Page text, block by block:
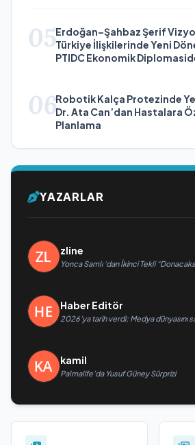
05Erdoğan–Şahbaz Şerif
Türkiye İlişkilerinde Yeni
PTIDC Ekonomik
06Robotik Kalça Protezinde
Dr. Ata Can’dan Hastalara
Planlama
YAZARLAR
zline
Yonca Samlı ‘dan İkinci Tekli
Haber Editör
2026’ya tarih verdi; Medya dünyasını
kamil
Palmalife’da Yusuf Güney Sürprizi